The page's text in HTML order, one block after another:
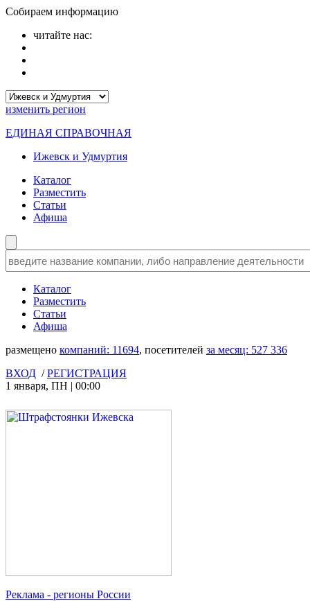
Собираем информацию
читайте нас:
изменить регион
ЕДИНАЯ СПРАВОЧНАЯ
Ижевск и Удмуртия
Каталог
Разместить
Статьи
Афиша
Каталог
Разместить
Статьи
Афиша
размещено компаний: 11694, посетителей за месяц: 527 336
ВХОД /РЕГИСТРАЦИЯ
1 января, ПН | 00:00
Реклама - регионы России